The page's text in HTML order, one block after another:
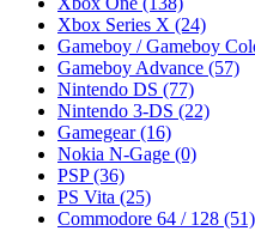
Xbox Series X (24)
Gameboy / Gameboy
Gameboy Advance (57)
Nintendo DS (77)
Nintendo 3-DS (22)
Gamegear(16)
Nokia N-Gage (0)
PSP(36)
PS Vita (25)
Commodore 64 / 128 (51)